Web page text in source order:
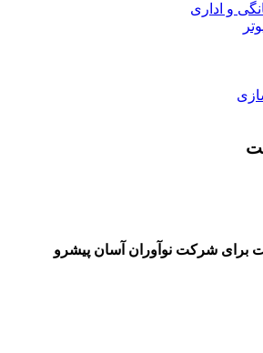
و اداری
برای شرکت نوآوران آسان پیشرو